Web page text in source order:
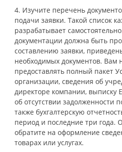
4. Изучите перечень
подачи заявки. Такой список
разрабатывает
документации должна быть
составлению заявки,
необходимых документов. Вам
предоставлять полный пакет
организации, сведения об
директоре компании,
об отсутствии задолженности
также бухгалтерскую
период и последние три года.
обратите на оформление
товарах или услугах.